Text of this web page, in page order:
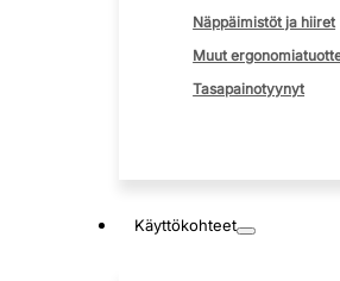
Näppäimistöt ja hiiret
Muut
Tasapainotyynyt
Käyttökohteet